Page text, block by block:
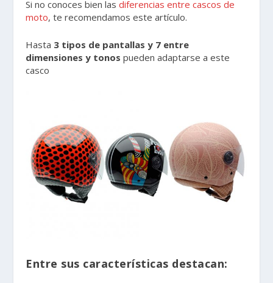
Si no conoces bien lasdiferencias entre cascos de
moto, te recomendamos este artículo.
Hasta 3 tipos de pantallas y 7 entre
dimensiones y tonos pueden adaptarse a este
casco
Entre sus características destacan: